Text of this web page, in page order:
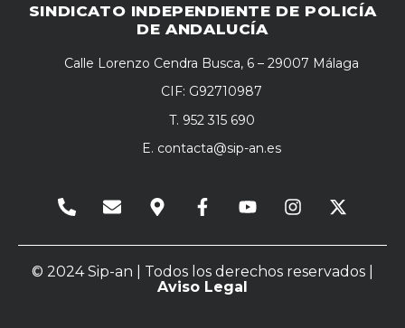
SINDICATO INDEPENDIENTE DE POLICÍA
DE ANDALUCÍA
Calle Lorenzo Cendra Busca, 6 – 29007 Málaga
CIF: G92710987
T. 952 315 690
E. contacta@sip-an.es
© 2024 Sip-an | Todos los derechos reservados |
Aviso Legal